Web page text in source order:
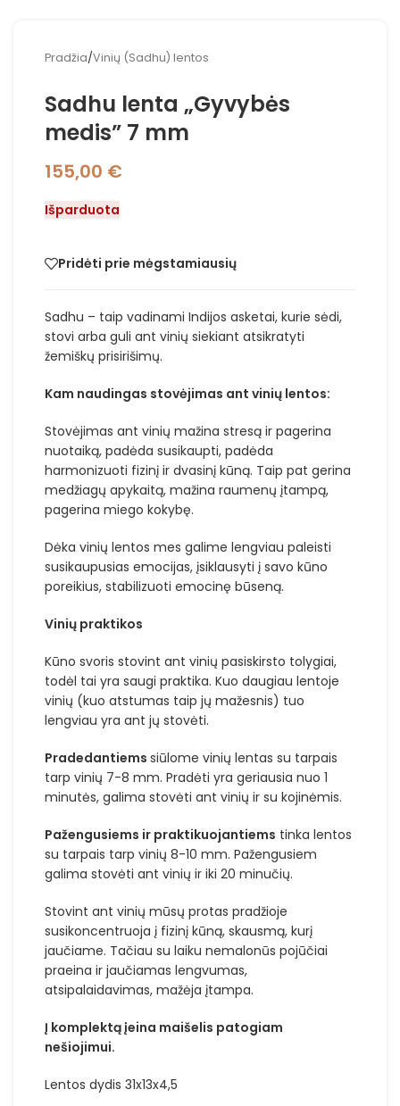
Pradžia/Vinių (Sadhu) lentos
Sadhu lenta „Gyvybės
medis” 7 mm
155,00 €
Išparduota
Pridėti prie mėgstamiausių
Sadhu – taip vadinami Indijos asketai, kurie sėdi,
stovi arba guli ant vinių siekiant atsikratyti
žemiškų prisirišimų.
Kam naudingas stovėjimas ant vinių lentos:
Stovėjimas ant vinių mažina stresą ir pagerina
nuotaiką, padėda susikaupti, padėda
harmonizuoti fizinį ir dvasinį kūną. Taip pat gerina
medžiagų apykaitą, mažina raumenų įtampą,
pagerina miego kokybę.
Dėka vinių lentos mes galime lengviau paleisti
susikaupusias emocijas, įsiklausyti į savo kūno
poreikius, stabilizuoti emocinę būseną.
Vinių praktikos
Kūno svoris stovint ant vinių pasiskirsto tolygiai,
todėl tai yra saugi praktika. Kuo daugiau lentoje
vinių (kuo atstumas taip jų mažesnis) tuo
lengviau yra ant jų stovėti.
Pradedantiems siūlome vinių lentas su tarpais
tarp vinių 7-8 mm. Pradėti yra geriausia nuo 1
minutės, galima stovėti ant vinių ir su kojinėmis.
Pažengusiems ir praktikuojantiems tinka lentos
su tarpais tarp vinių 8-10 mm. Pažengusiem
galima stovėti ant vinių ir iki 20 minučių.
Stovint ant vinių mūsų protas pradžioje
susikoncentruoja į fizinį kūną, skausmą, kurį
jaučiame. Tačiau su laiku nemalonūs pojūčiai
praeina ir jaučiamas lengvumas,
atsipalaidavimas, mažėja įtampa.
Į komplektą įeina maišelis patogiam
nešiojimui.
Lentos dydis 31x13x4,5